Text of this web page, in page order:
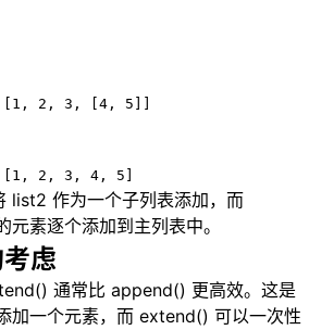
2, 3, [4, 5]]
2, 3, 4, 5]
list2 作为一个子列表添加，而
素逐个添加到主列表中。
虑
通常比 append() 更高效。这是
加一个元素，而 extend() 可以一次性